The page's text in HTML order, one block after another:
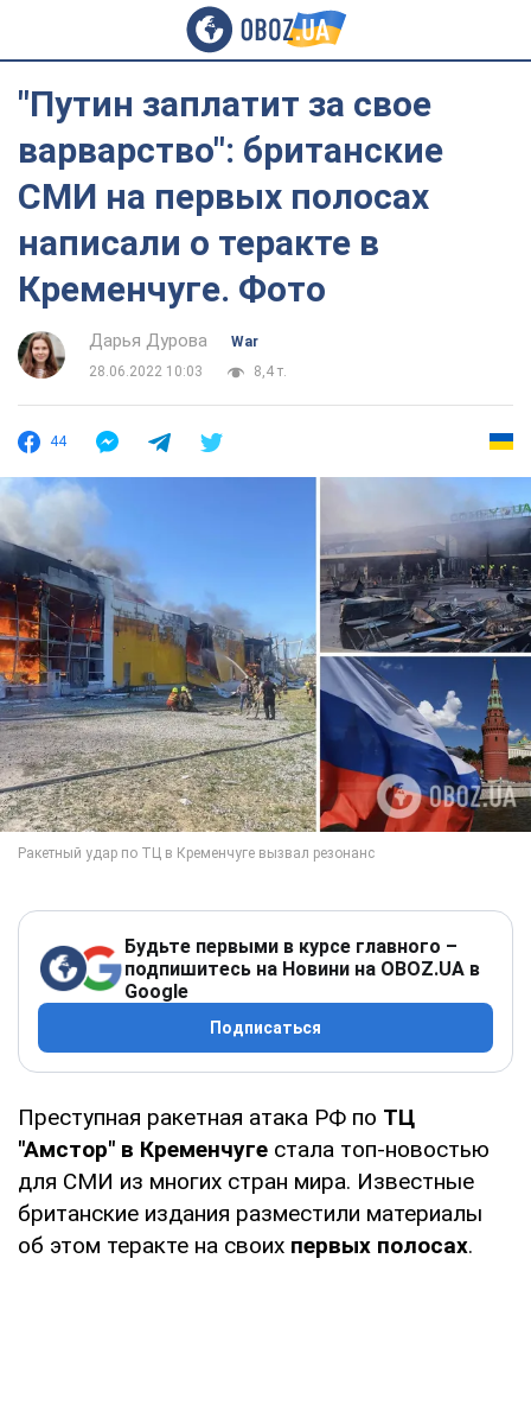
"Путин заплатит за свое
варварство": британские
СМИ на первых полосах
написали о теракте в
Кременчуге. Фото
Дарья Дурова
War
28.06.2022 10:03
8,4 т.
44
Будьте первыми в курсе главного –
подпишитесь на Новини на OBOZ.UA в
Google
Подписаться
Преступная ракетная атака РФ по ТЦ
"Амстор" в Кременчуге стала топ-новостью
для СМИ из многих стран мира. Известные
британские издания разместили материалы
об этом теракте на своих первых полосах.